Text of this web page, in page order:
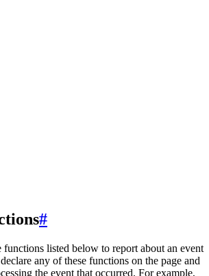
#
functions listed below to report about an event
any of these functions on the page and
the event that occurred. For example,